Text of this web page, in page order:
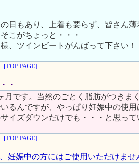
日もあり、上着も要らず、皆さん
こがちょっと・・・
、ツインビートがんばって下さい！
[TOP PAGE]
・
月です。当然のごとく脂肪がつきま
るんですが、やっぱり妊娠中の使
イズダウンだけでも・・・と思っ
[TOP PAGE]
妊娠中の方にはご使用いただけませ